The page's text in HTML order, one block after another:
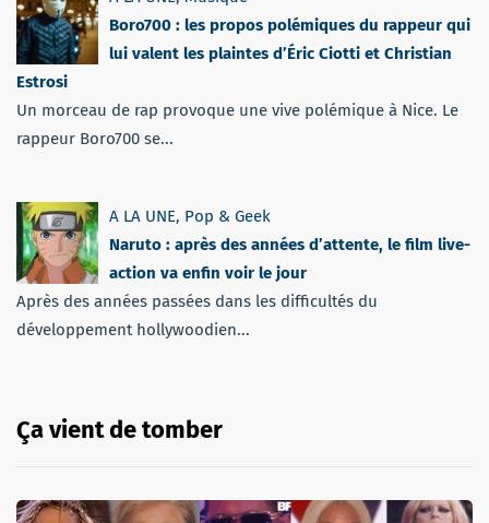
Boro700 : les propos polémiques du rappeur qui
lui valent les plaintes d’Éric Ciotti et Christian
Estrosi
Un morceau de rap provoque une vive polémique à Nice. Le
rappeur Boro700 se...
A LA UNE, Pop & Geek
Naruto : après des années d’attente, le film live-
action va enfin voir le jour
Après des années passées dans les difficultés du
développement hollywoodien...
Ça vient de tomber